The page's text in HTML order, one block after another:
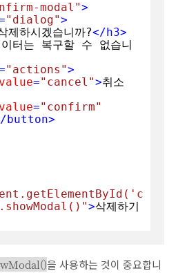
modal">
"dialog">
제하시겠습니까?</h3>
터는 복구할 수 없습니
"actions">
value="cancel">취소
value="confirm"
button>
>삭제하기
을 사용하는 것이 중요합니